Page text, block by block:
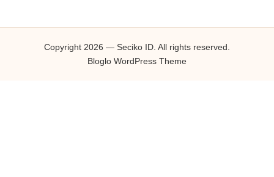
Copyright 2026 — Seciko ID. All rights reserved.
Bloglo WordPress Theme